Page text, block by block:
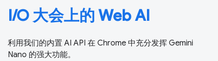
I/O 大会上的 Web AI
利用我们的内置 AI API 在 Chrome 中充分发挥 Gemini
Nano 的强大功能。